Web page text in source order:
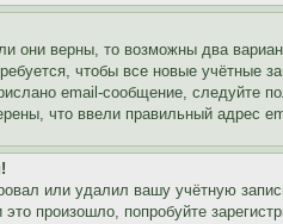
они верны, то возможны два
чтобы все новые
email-сообщение, следуйте
что ввели правильный адрес
или удалил вашу учётную
произошло, попробуйте